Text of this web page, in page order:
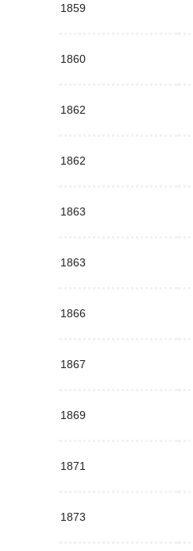
1859
1860
1862
1862
1863
1863
1866
1867
1869
1871
1873